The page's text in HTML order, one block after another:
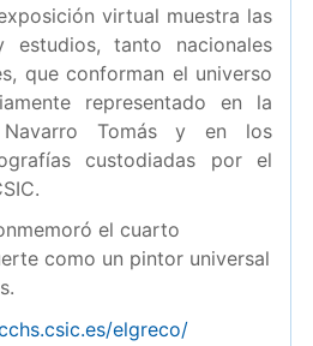
virtual muestra las
estudios, tanto nacionales
que conforman el universo
representado en la
Navarro Tomás y en los
custodiadas por el
el cuarto
como un pintor universal
elgreco/